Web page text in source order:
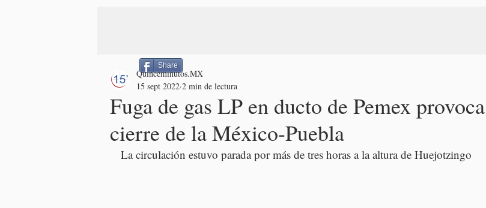
Fuga de gas LP en ducto de Pemex provoca
cierre de la México-Puebla
Quinceminutos.MX
15 sept 2022 2 min de lectura
La circulación estuvo parada por más de tres horas a la altura de Huejotzingo
Share